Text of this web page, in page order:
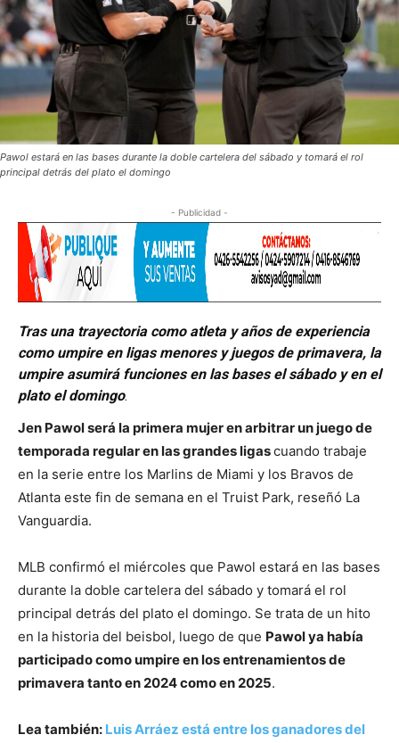
Pawol estará en las bases durante la doble cartelera del sábado y tomará el rol
principal detrás del plato el domingo
- Publicidad -
Tras una trayectoria como atleta y años de experiencia
como umpire en ligas menores y juegos de primavera, la
umpire asumirá funciones en las bases el sábado y en el
plato el domingo.
Jen Pawol será la primera mujer en arbitrar un juego de
temporada regular en las grandes ligascuando trabaje
en la serie entre los Marlins de Miami y los Bravos de
Atlanta este fin de semana en el Truist Park, reseñó La
Vanguardia.
MLB confirmó el miércoles que Pawol estará en las bases
durante la doble cartelera del sábado y tomará el rol
principal detrás del plato el domingo. Se trata de un hito
en la historia del beisbol, luego de que Pawol ya había
participado como umpire en los entrenamientos de
primavera tanto en 2024 como en 2025.
Lea también: Luis Arráez está entre los ganadores del